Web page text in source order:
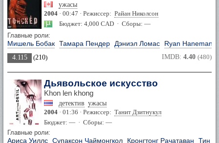
ужасы
2004 · 00:47 · Режиссер: Райан Николсон
Бюджет: 4,000 CAD · Сборы: —
Главные роли:
Мишель Бобак Тамара Пендер Дэниэл Ломас Ryan Haneman
4.115 (210) IMDB: 4.40 (480)
Дьявольское искусство
Khon len khong
детектив ужасы
2004 · 01:36 · Режиссер: Танит Дзитнукул
Бюджет: — · Сборы: —
Главные роли:
Ариса Уиллс Супаксон Чаймонгкол Кронгтонг Рачатаван Тин